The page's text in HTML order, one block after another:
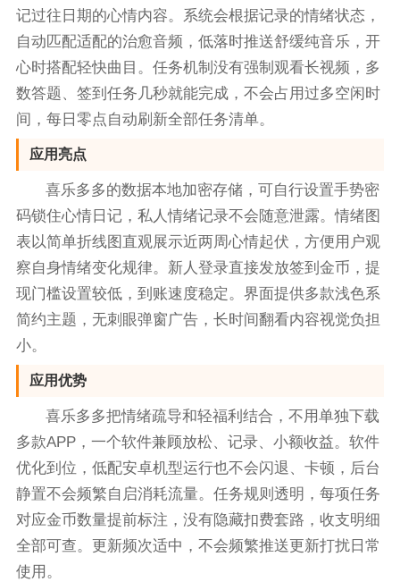
记过往日期的心情内容。系统会根据记录的情绪状态，
自动匹配适配的治愈音频，低落时推送舒缓纯音乐，开
心时搭配轻快曲目。任务机制没有强制观看长视频，多
数答题、签到任务几秒就能完成，不会占用过多空闲时
间，每日零点自动刷新全部任务清单。
应用亮点
喜乐多多的数据本地加密存储，可自行设置手势密
码锁住心情日记，私人情绪记录不会随意泄露。情绪图
表以简单折线图直观展示近两周心情起伏，方便用户观
察自身情绪变化规律。新人登录直接发放签到金币，提
现门槛设置较低，到账速度稳定。界面提供多款浅色系
简约主题，无刺眼弹窗广告，长时间翻看内容视觉负担
小。
应用优势
喜乐多多把情绪疏导和轻福利结合，不用单独下载
多款APP，一个软件兼顾放松、记录、小额收益。软件
优化到位，低配安卓机型运行也不会闪退、卡顿，后台
静置不会频繁自启消耗流量。任务规则透明，每项任务
对应金币数量提前标注，没有隐藏扣费套路，收支明细
全部可查。更新频次适中，不会频繁推送更新打扰日常
使用。